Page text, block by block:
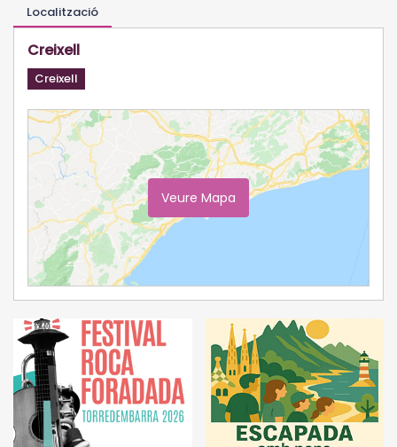
Localització
Creixell
Creixell
Veure Mapa